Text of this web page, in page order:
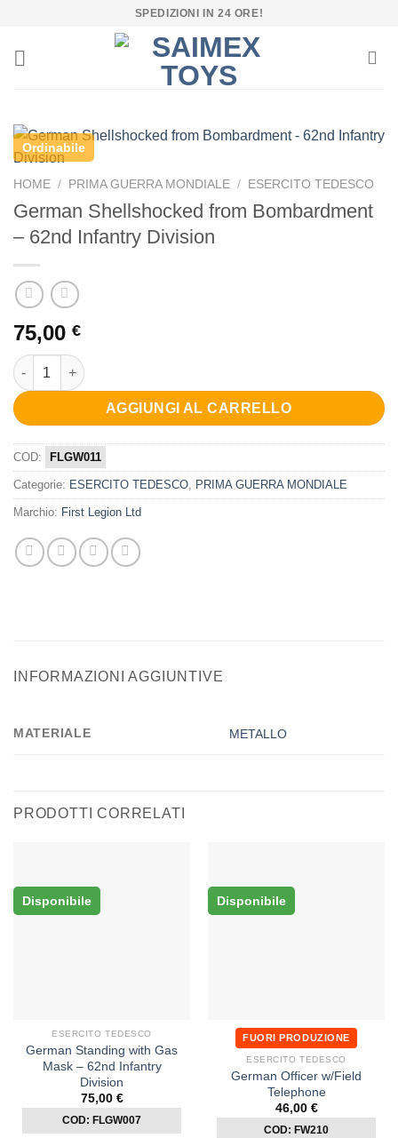
contenuti
SPEDIZIONI IN 24 ORE!
Ordinabile
HOME / PRIMA GUERRA MONDIALE / ESERCITO TEDESCO
German Shellshocked from Bombardment
– 62nd Infantry Division
75,00 €
German Shellshocked from Bombardment - 62nd Infantry
AGGIUNGI AL CARRELLO
COD: FLGW011
Categorie: ESERCITO TEDESCO, PRIMA GUERRA MONDIALE
Marchio: First Legion Ltd
INFORMAZIONI AGGIUNTIVE
MATERIALE METALLO
PRODOTTI CORRELATI
Disponibile
ESERCITO TEDESCO
German Standing with Gas
Mask – 62nd Infantry
Division
75,00 €
COD: FLGW007
Disponibile
FUORI PRODUZIONE
ESERCITO TEDESCO
German Officer w/Field
Telephone
46,00 €
COD: FW210